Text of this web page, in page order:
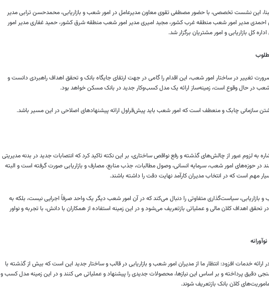
این نشست تخصصی، با حضور مصطفی تقوی معاون مدیرعامل در امور شعب و بازاریابی، محمدحسن ترابی مدیر
احمدی مدیر امور شعب منطقه غرب کشور، مجید امیری مدیر امور شعب منطقه شرق کشور، حمید غفاری مدیر امور
کل بازاریابی و امور مشتریان برگزار شد.
تغییر در ساختار امور شعب، این اقدام را گامی در جهت ارتقای جایگاه بانک و تحقق اهداف راهبردی دانست و
در حال وقوع است، زمینه‌ساز ارائه یک مدل کسب‌وکار جدید در بانک مسکن خواهد بود.
سازمانی چابک و منعطف است که امور شعب باید پیش‌قراول ارائه پیشنهادهای اصلاحی در این مسیر باشد.
به لزوم عبور از چالش‌های گذشته و رفع نواقص ساختاری، بر این نکته تاکید کرد که انتصابات جدید در بدنه مدیریتی
در حوزه‌های امور شعب، سرمایه انسانی، وصول مطالبات، جذب منابع، مصارف و بازاریابی صورت گرفته است و البته
مهم است که در انتخاب مدیران کارآمد نهایت دقت را داشته باشند.
سیاست‌گذاری متفاوتی را دنبال می‌کند که در آن امور شعب دیگر یک واحد صرفاً اجرایی نیست، بلکه به
تحقق اهداف کلان مالی و عملیاتی بازتعریف می‌شود و در این زمینه استفاده از همکاران با دانش، با تجربه و نواور
ارائه خدمات افزود: انتظار ما از مدیران امور شعب و بازاریابی در قالب و ساختار جدید این است که بیش از گذشته با
دقیق پرداخته و بر اساس این نیازها، محصولات جدیدی را پیشنهاد و عملیاتی می کنند و در این زمینه مدل کسب و
کلان بانک بازتعریف شوند.